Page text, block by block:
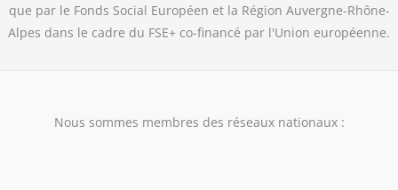
que par le Fonds Social Européen et la Région Auvergne-Rhône-
Alpes dans le cadre du FSE+ co-financé par l'Union européenne.
Nous sommes membres des réseaux nationaux :